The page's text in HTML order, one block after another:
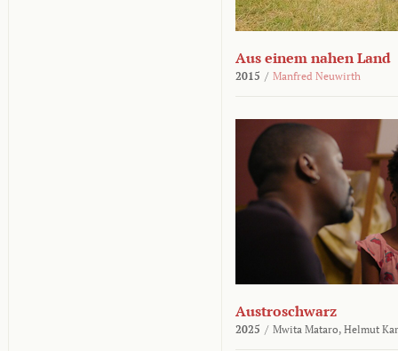
Aus einem nahen Land
2015 / Manfred Neuwirth
Austroschwarz
2025 / Mwita Mataro, Helmut